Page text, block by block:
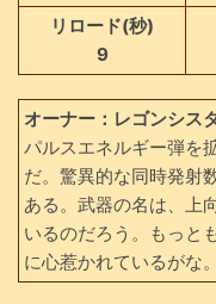
リロード(秒)
9
オーナー：レゴンシス
パルスエネルギー弾を
だ。驚異的な同時発射
ある。武器の名は、上
いるのだろう。もっと
に心惹かれているがな。